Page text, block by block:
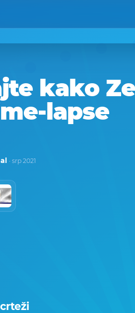
kako
lapse
· srp 2021